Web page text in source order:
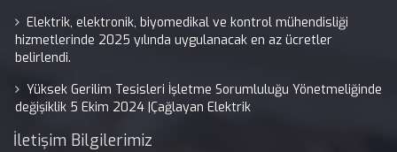
Elektrik, elektronik, biyomedikal ve kontrol mühendisliği
hizmetlerinde 2025 yılında uygulanacak en az ücretler
belirlendi.
Yüksek Gerilim Tesisleri İşletme Sorumluluğu Yönetmeliğinde
değişiklik 5 Ekim 2024 |Çağlayan Elektrik
İletişim Bilgilerimiz